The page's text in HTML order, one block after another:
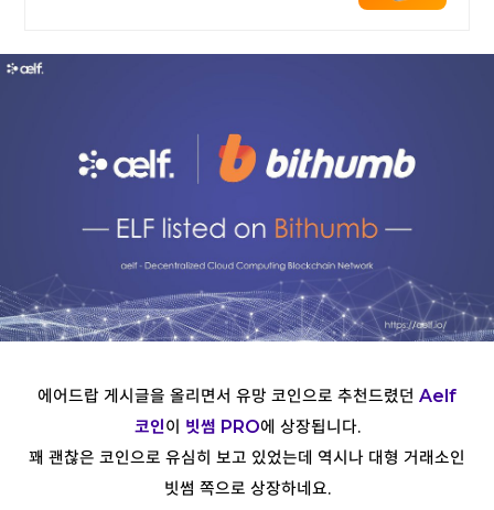
에어드랍 게시글을 올리면서 유망 코인으로 추천드렸던 Aelf
코인이 빗썸 PRO에 상장됩니다.
꽤 괜찮은 코인으로 유심히 보고 있었는데 역시나 대형 거래소인
빗썸 쪽으로 상장하네요.